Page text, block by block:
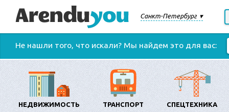
Санкт-Петербург
Не нашли того, что искали? Мы найдем это для вас:
НЕДВИЖИМОСТЬ ТРАНСПОРТ СПЕЦТЕХНИКА